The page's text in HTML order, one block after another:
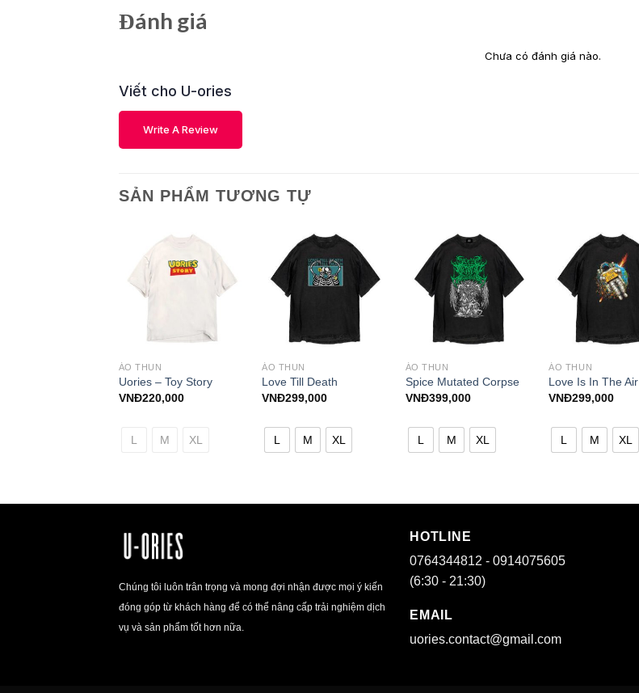
Đánh giá
Chưa có đánh giá nào.
Viết cho U-ories
Write A Review
SẢN PHẨM TƯƠNG TỰ
ÁO THUN
Uories – Toy Story
VNĐ220,000
L M XL
ÁO THUN
Love Till Death
VNĐ299,000
L M XL
ÁO THUN
Spice Mutated Corpse
VNĐ399,000
L M XL
ÁO THUN
Love Is In The Air
VNĐ299,000
L M XL
Chúng tôi luôn trân trọng và mong đợi nhận được mọi ý kiến
đóng góp từ khách hàng để có thể nâng cấp trải nghiệm dịch
vụ và sản phẩm tốt hơn nữa.
HOTLINE
0764344812 - 0914075605
(6:30 - 21:30)
EMAIL
uories.contact@gmail.com